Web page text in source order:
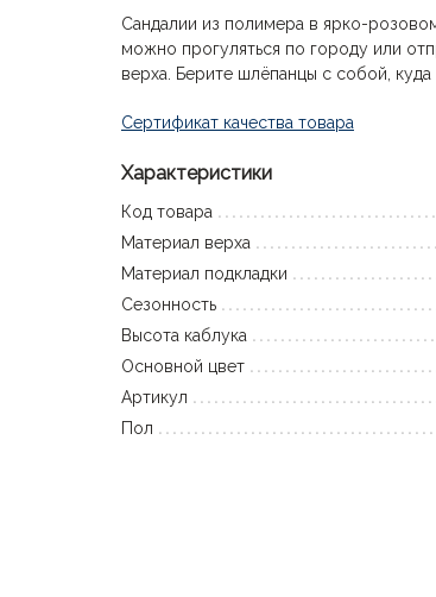
Сандалии из полимера в ярко-
можно прогуляться по городу или
верха. Берите шлёпанцы с собой,
Сертификат качества товара
Характеристики
Код товара
Материал верха
Материал подкладки
Сезонность
Высота каблука
Основной цвет
Артикул
Пол